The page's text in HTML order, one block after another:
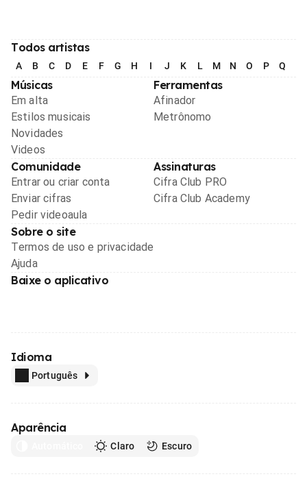
Todos artistas
A B C D E F G H I J K L M N O P Q
Músicas
Em alta
Estilos musicais
Novidades
Videos
Ferramentas
Afinador
Metrônomo
Comunidade
Entrar ou criar conta
Enviar cifras
Pedir videoaula
Assinaturas
Cifra Club PRO
Cifra Club Academy
Sobre o site
Termos de uso e privacidade
Ajuda
Baixe o aplicativo
Idioma
Português
Aparência
Claro Escuro